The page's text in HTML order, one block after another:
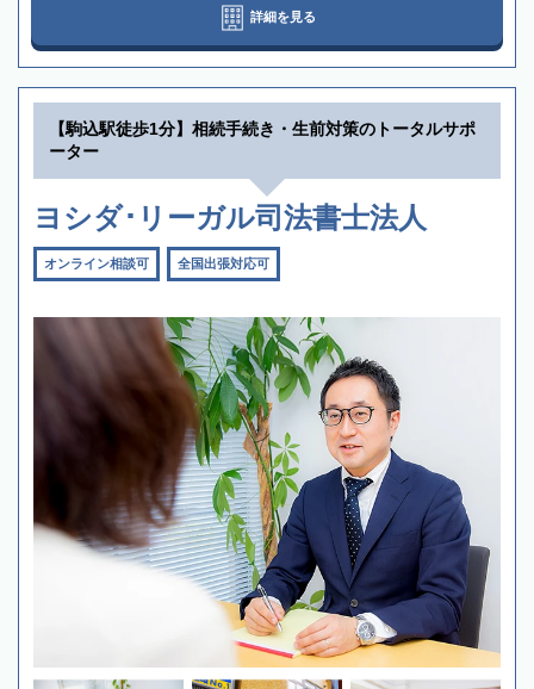
詳細を見る
【駒込駅徒歩1分】相続手続き・生前対策のトータルサポ
ーター
ヨシダ･リーガル司法書士法人
オンライン相談可 全国出張対応可